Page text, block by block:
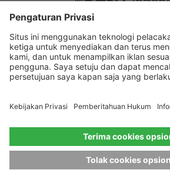
Footer
menu
Sitemap
Website Terms and
Privacy settings
© 2026 Esri Indonesia All rights